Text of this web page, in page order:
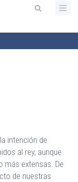
intención de
al rey, aunque
más extensas. De
de nuestras